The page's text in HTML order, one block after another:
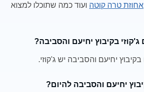
אחוזת טרה קוטה ועוד כמה שתוכלו למצוא
בקיבוץ יחיעם והסביבה?
יחיעם והסביבה יש ג'קוזי.
יחיעם והסביבה להיום?